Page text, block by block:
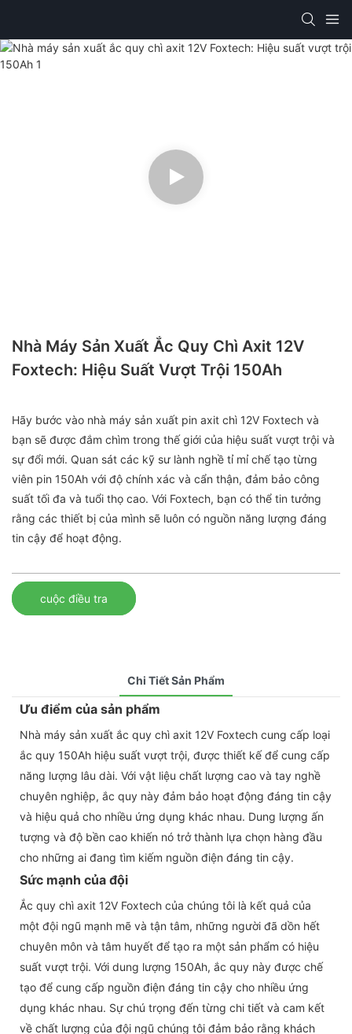
Nhà Máy Sản Xuất Ắc Quy Chì Axit 12V
Foxtech: Hiệu Suất Vượt Trội 150Ah
Hãy bước vào nhà máy sản xuất pin axit chì 12V Foxtech và
bạn sẽ được đắm chìm trong thế giới của hiệu suất vượt trội và
sự đổi mới. Quan sát các kỹ sư lành nghề tỉ mỉ chế tạo từng
viên pin 150Ah với độ chính xác và cẩn thận, đảm bảo công
suất tối đa và tuổi thọ cao. Với Foxtech, bạn có thể tin tưởng
rằng các thiết bị của mình sẽ luôn có nguồn năng lượng đáng
tin cậy để hoạt động.
cuộc điều tra
Chi Tiết Sản Phẩm
Ưu điểm của sản phẩm
Nhà máy sản xuất ắc quy chì axit 12V Foxtech cung cấp loại
ắc quy 150Ah hiệu suất vượt trội, được thiết kế để cung cấp
năng lượng lâu dài. Với vật liệu chất lượng cao và tay nghề
chuyên nghiệp, ắc quy này đảm bảo hoạt động đáng tin cậy
và hiệu quả cho nhiều ứng dụng khác nhau. Dung lượng ấn
tượng và độ bền cao khiến nó trở thành lựa chọn hàng đầu
cho những ai đang tìm kiếm nguồn điện đáng tin cậy.
Sức mạnh của đội
Ắc quy chì axit 12V Foxtech của chúng tôi là kết quả của
một đội ngũ mạnh mẽ và tận tâm, những người đã dồn hết
chuyên môn và tâm huyết để tạo ra một sản phẩm có hiệu
suất vượt trội. Với dung lượng 150Ah, ắc quy này được chế
tạo để cung cấp nguồn điện đáng tin cậy cho nhiều ứng
dụng khác nhau. Sự chú trọng đến từng chi tiết và cam kết
về chất lượng của đội ngũ chúng tôi đảm bảo rằng khách